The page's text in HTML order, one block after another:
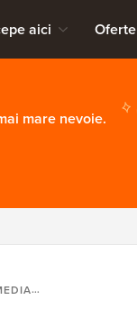
aici Oferte
mare nevoie.
BORD WORDPRESS